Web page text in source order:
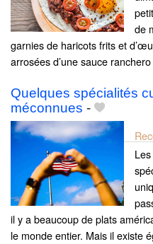
de
garnies de haricots frits et
arrosées d’une sauce
Quelques spécialités
méconnues -
il y a beaucoup de plats
le monde entier. Mais il existe